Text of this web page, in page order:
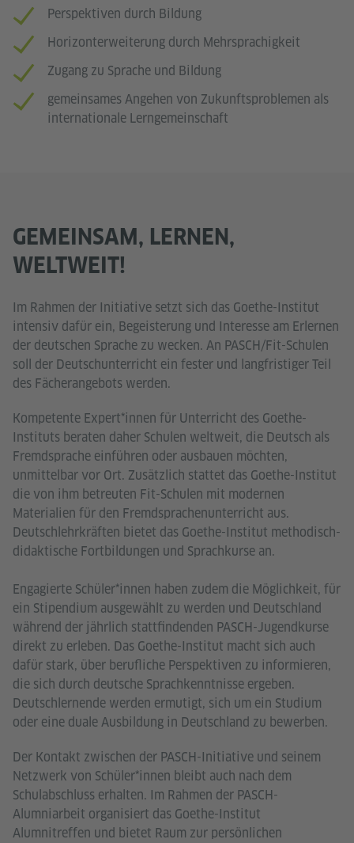
Perspektiven durch Bildung
Horizonterweiterung durch Mehrsprachigkeit
Zugang zu Sprache und Bildung
gemeinsames Angehen von Zukunftsproblemen als
internationale Lerngemeinschaft
GEMEINSAM, LERNEN,
WELTWEIT!
Im Rahmen der Initiative setzt sich das Goethe-Institut
intensiv dafür ein, Begeisterung und Interesse am Erlernen
der deutschen Sprache zu wecken. An PASCH/Fit-Schulen
soll der Deutschunterricht ein fester und langfristiger Teil
des Fächerangebots werden.
Kompetente Expert*innen für Unterricht des Goethe-
Instituts beraten daher Schulen weltweit, die Deutsch als
Fremdsprache einführen oder ausbauen möchten,
unmittelbar vor Ort. Zusätzlich stattet das Goethe-Institut
die von ihm betreuten Fit-Schulen mit modernen
Materialien für den Fremdsprachenunterricht aus.
Deutschlehrkräften bietet das Goethe-Institut methodisch-
didaktische Fortbildungen und Sprachkurse an.
Engagierte Schüler*innen haben zudem die Möglichkeit, für
ein Stipendium ausgewählt zu werden und Deutschland
während der jährlich stattfindenden PASCH-Jugendkurse
direkt zu erleben. Das Goethe-Institut macht sich auch
dafür stark, über berufliche Perspektiven zu informieren,
die sich durch deutsche Sprachkenntnisse ergeben.
Deutschlernende werden ermutigt, sich um ein Studium
oder eine duale Ausbildung in Deutschland zu bewerben.
Der Kontakt zwischen der PASCH-Initiative und seinem
Netzwerk von Schüler*innen bleibt auch nach dem
Schulabschluss erhalten. Im Rahmen der PASCH-
Alumniarbeit organisiert das Goethe-Institut
Alumnitreffen und bietet Raum zur persönlichen